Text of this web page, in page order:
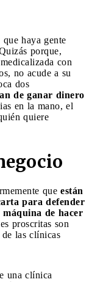
haya gente
porque,
con
no acude a su
dos
de ganar dinero
en la mano, el
quiere
que están
para defender
máquina de hacer
proscritas son
las clínicas
una clínica